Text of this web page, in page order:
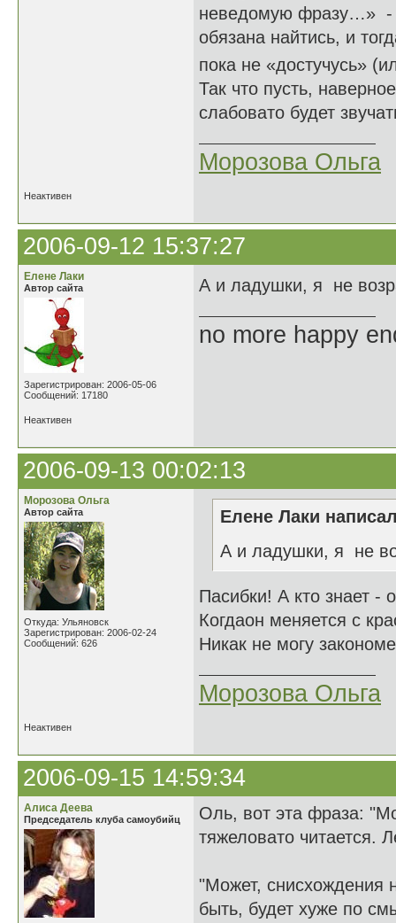
неведомую фразу…» -
обязана найтись, и
пока не «достучусь»
Так что пусть,
слабовато будет
Морозова Ольга
Неактивен
2006-09-12 15:37:27
Елене Лаки
Автор сайта
Зарегистрирован: 2006-05-06
Сообщений: 17180
А и ладушки, я не
no more happy
Неактивен
2006-09-13 00:02:13
Морозова Ольга
Автор сайта
Откуда: Ульяновск
Зарегистрирован: 2006-02-24
Сообщений: 626
Елене Лаки
А и ладушки, я не
Пасибки! А кто знает -
Когдаон меняется с
Никак не могу
Морозова Ольга
Неактивен
2006-09-15 14:59:34
Алиса Деева
Председатель клуба самоубийц
Оль, вот эта фраза:
тяжеловато читается.
"Может, снисхождения
быть, будет хуже по